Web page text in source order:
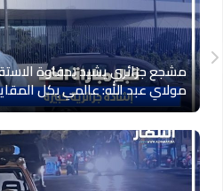
مشجع جزائري يشيد بحفاوة
مولاي عبد الله: عالمي بكل